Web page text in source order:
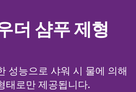
더 샴푸 제형
성능으로 샤워 시 물에 의해
태로만 제공됩니다.